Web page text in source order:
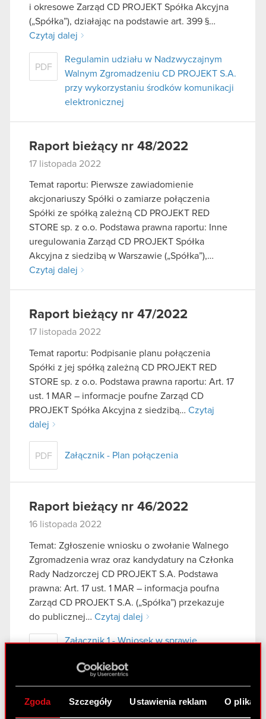
Zgoda Szczegóły Ustawienia reklam O
i okresowe Zarząd CD PROJEKT Spółka Akcyjna
(„Spółka”), działając na podstawie art. 399 §…
Czytaj dalej
PDF
Regulamin udziału w Nadzwyczajnym
Walnym Zgromadzeniu CD PROJEKT S.A.
przy wykorzystaniu środków komunikacji
elektronicznej
Raport bieżący nr 48/2022
17 listopada 2022
Temat raportu: Pierwsze zawiadomienie
akcjonariuszy Spółki o zamiarze połączenia
Spółki ze spółką zależną CD PROJEKT RED
STORE sp. z o.o. Podstawa prawna raportu: Inne
uregulowania Zarząd CD PROJEKT Spółka
Akcyjna z siedzibą w Warszawie („Spółka”),…
Czytaj dalej
Raport bieżący nr 47/2022
17 listopada 2022
Temat raportu: Podpisanie planu połączenia
Spółki z jej spółką zależną CD PROJEKT RED
STORE sp. z o.o. Podstawa prawna raportu: Art. 17
ust. 1 MAR – informacje poufne Zarząd CD
PROJEKT Spółka Akcyjna z siedzibą… Czytaj
dalej
PDF Załącznik - Plan połączenia
Raport bieżący nr 46/2022
16 listopada 2022
Temat: Zgłoszenie wniosku o zwołanie Walnego
Zgromadzenia wraz oraz kandydatury na Członka
Rady Nadzorczej CD PROJEKT S.A. Podstawa
prawna: Art. 17 ust. 1 MAR – informacja poufna
Zarząd CD PROJEKT S.A. („Spółka”) przekazuje
do publicznej… Czytaj dalej
Załącznik 1 - Wniosek w sprawie
Załącznik 2 - Oświadczenie odnośnie
pełnienia funkcji